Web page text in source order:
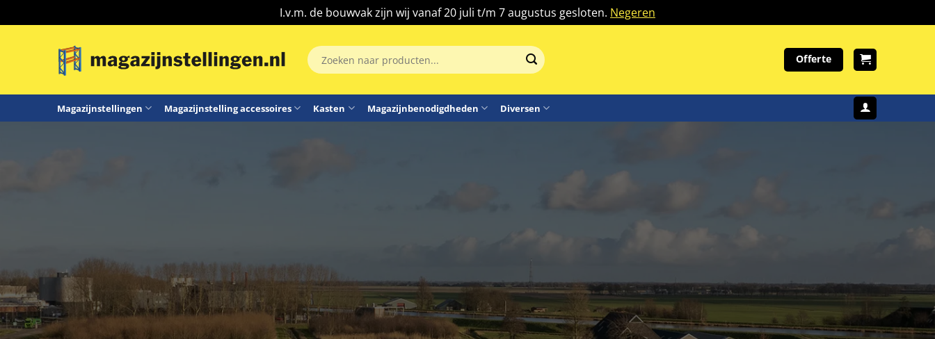
I.v.m. de bouwvak zijn wij vanaf 20 juli t/m 7 augustus gesloten. Negeren
Zoeken
naar:
Offerte
Magazijnstellingen Magazijnstelling accessoires Kasten Magazijnbenodigdheden Diversen